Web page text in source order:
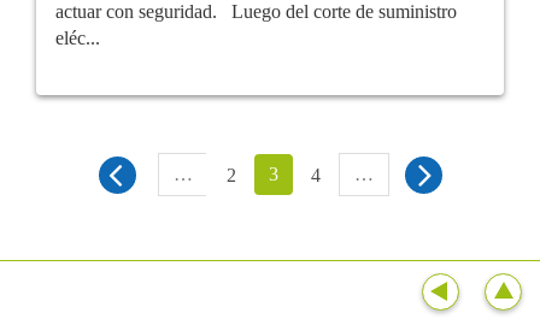
actuar con seguridad. Luego del corte de suministro
eléc...
… 2 3 4 …